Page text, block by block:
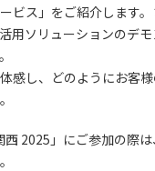
ビス」をご紹介します
用ソリューションのデ
感し、どのようにお客
西 2025」にご参加の際